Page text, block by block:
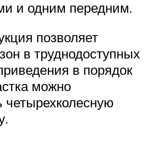
и одним передним.
позволяет
в труднодоступных
в порядок
можно
четырехколесную